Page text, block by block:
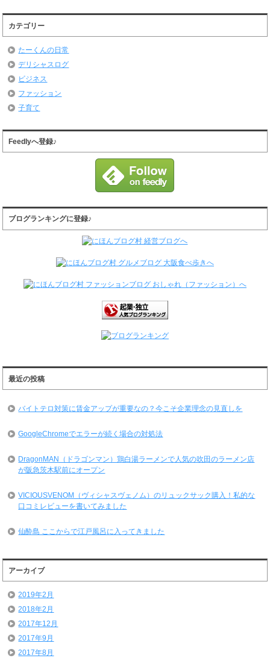
カテゴリー
たーくんの日常
デリシャスログ
ビジネス
ファッション
子育て
Feedlyへ登録♪
ブログランキングに登録♪
最近の投稿
バイトテロ対策に賃金アップが重要なの？今こそ企業理念の見直しを
GoogleChromeでエラーが続く場合の対処法
DragonMAN（ドラゴンマン）鶏白湯ラーメンで人気の吹田のラーメン店
が阪急茨木駅前にオープン
VICIOUSVENOM（ヴィシャスヴェノム）のリュックサック購入！私的な
口コミレビューを書いてみました
仙酔島 ここからで江戸風呂に入ってきました
アーカイブ
2019年2月
2018年2月
2017年12月
2017年9月
2017年8月